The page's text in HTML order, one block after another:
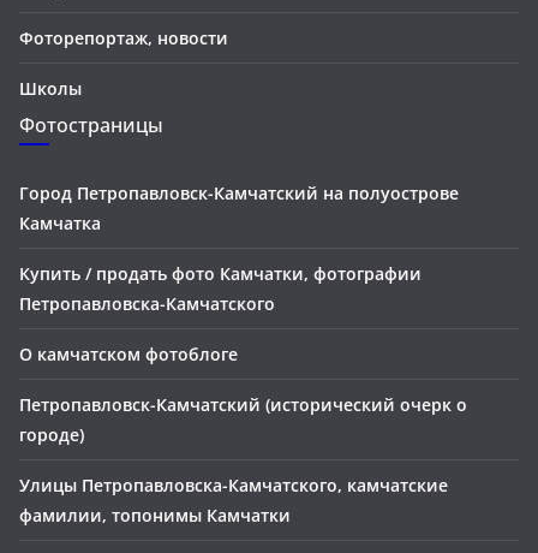
Фоторепортаж, новости
Школы
Фотостраницы
Город Петропавловск-Камчатский на полуострове
Камчатка
Купить / продать фото Камчатки, фотографии
Петропавловска-Камчатского
О камчатском фотоблоге
Петропавловск-Камчатский (исторический очерк о
городе)
Улицы Петропавловска-Камчатского, камчатские
фамилии, топонимы Камчатки